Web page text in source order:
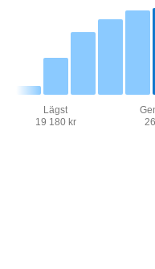
Lägst
19 180 kr